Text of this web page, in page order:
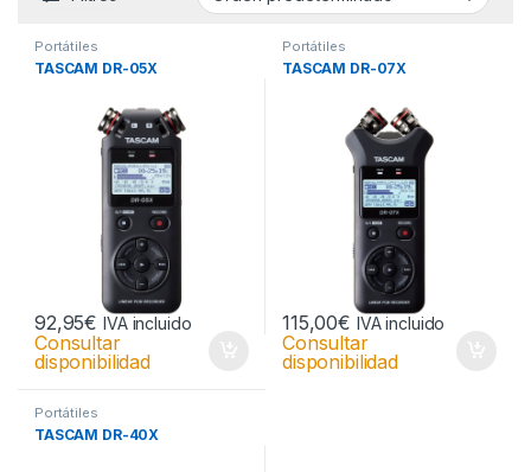
Portátiles
TASCAM DR-05X
92,95€ IVA incluido
Consultar
disponibilidad
Portátiles
TASCAM DR-07X
115,00€ IVA incluido
Consultar
disponibilidad
Portátiles
TASCAM DR-40X